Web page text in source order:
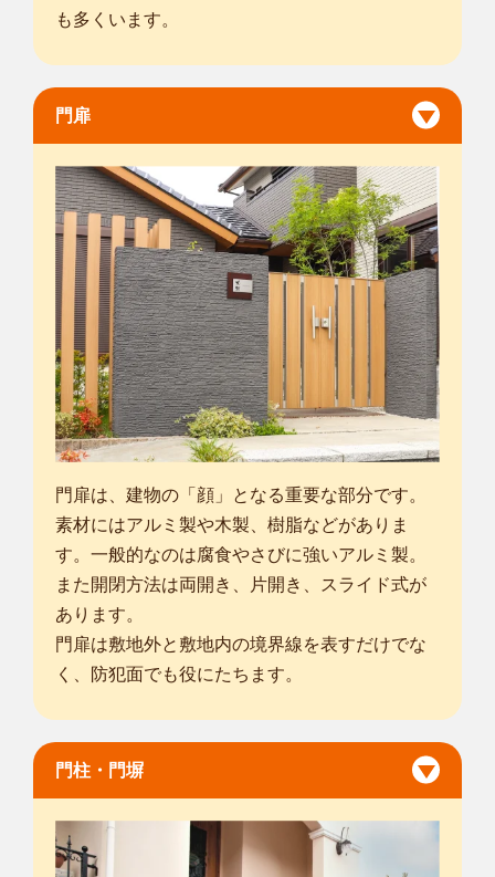
も多くいます。
門扉
門扉は、建物の「顔」となる重要な部分です。
素材にはアルミ製や木製、樹脂などがありま
す。一般的なのは腐食やさびに強いアルミ製。
また開閉方法は両開き、片開き、スライド式が
あります。
門扉は敷地外と敷地内の境界線を表すだけでな
く、防犯面でも役にたちます。
門柱・門塀